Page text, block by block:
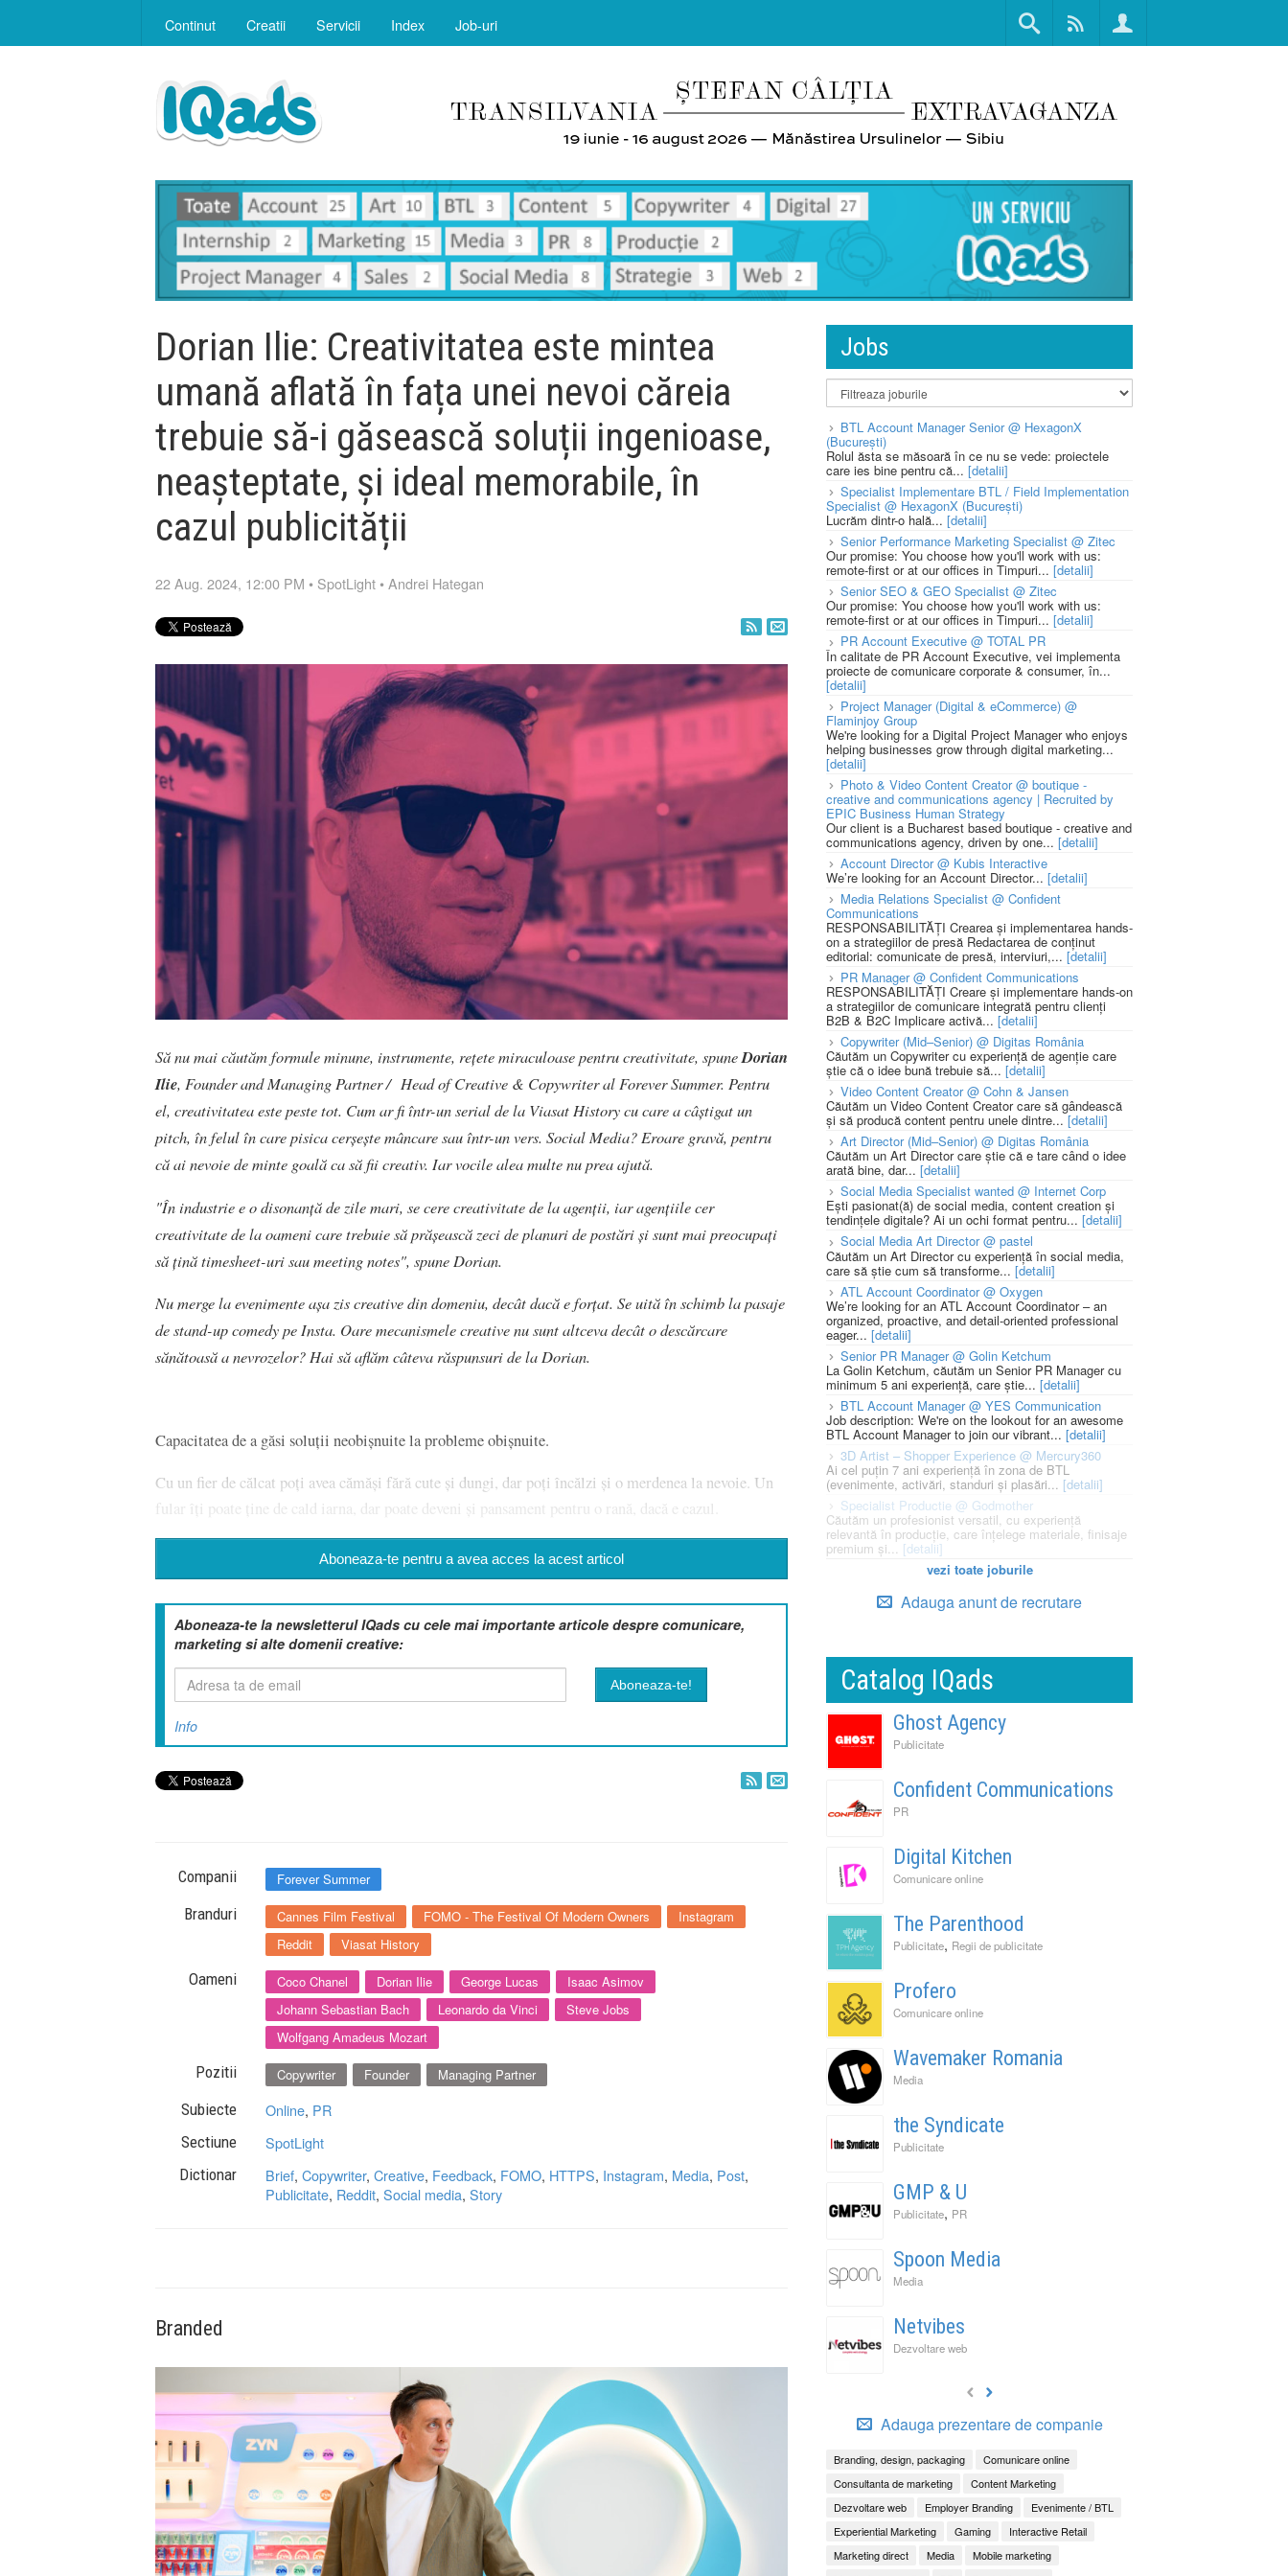
Continut Creatii Servicii Index Job-uri
Dorian Ilie: Creativitatea este mintea
umană aflată în fața unei nevoi căreia
trebuie să-i găsească soluții ingenioase,
neașteptate, și ideal memorabile, în
cazul publicității
22 Aug. 2024, 12:00 PM • SpotLight •Andrei Hategan
Să nu mai căutăm formule minune, instrumente, rețete miraculoase pentru creativitate, spuneDorian
Ilie, Founder and Managing Partner / Head of Creative & Copywriter al Forever Summer. Pentru
el, creativitatea este peste tot. Cum ar fi într-un serial de la Viasat History cu care a câștigat un
pitch, în felul în care pisica cerșește mâncare sau într-un vers. Social Media? Eroare gravă, pentru
că ai nevoie de minte goală ca să fii creativ. Iar vocile alea multe nu prea ajută.
"În industrie e o disonanță de zile mari, se cere creativitate de la agenții, iar agențiile cer
creativitate de la oameni care trebuie să prășească zeci de planuri de postări și sunt mai preocupați
să țină timesheet-uri sau meeting notes", spune Dorian.
Nu merge la evenimente așa zis creative din domeniu, decât dacă e forțat. Se uită în schimb la pasaje
de stand-up comedy pe Insta. Oare mecanismele creative nu sunt altceva decât o descărcare
sănătoasă a nevrozelor? Hai să aflăm câteva răspunsuri de la Dorian.
Capacitatea de a găsi soluții neobișnuite la probleme obișnuite.
Cu un fier de călcat poți avea cămăși fără cute și dungi, dar poți încălzi și o merdenea la nevoie. Un
fular îți poate ține de cald iarna, dar poate deveni și pansament pentru o rană, dacă e cazul.
Aboneaza-te pentru a avea acces la acest articol
Aboneaza-te la newsletterul IQads cu cele mai importante articole despre comunicare,
marketing si alte domenii creative:
Info
Companii Forever Summer
Branduri Cannes Film Festival FOMO - The Festival Of Modern Owners
Instagram
Reddit
Viasat History
Oameni Coco Chanel Dorian Ilie George Lucas
Isaac Asimov
Johann Sebastian Bach
Leonardo da Vinci
Steve Jobs
Wolfgang Amadeus Mozart
Pozitii Copywriter Founder Managing Partner
Subiecte Online, PR
Sectiune SpotLight
Dictionar Brief, Copywriter, Creative, Feedback, FOMO, HTTPS, Instagram, Media, Post,
Publicitate, Reddit, Social media, Story
Branded
Jobs
BTL Account Manager Senior @ HexagonX
(București)
Rolul ăsta se măsoară în ce nu se vede: proiectele
care ies bine pentru că... [detalii]
Specialist Implementare BTL / Field Implementation
Specialist @ HexagonX (București)
Lucrăm dintr-o hală... [detalii]
Senior Performance Marketing Specialist @ Zitec
Our promise: You choose how you'll work with us:
remote-first or at our offices in Timpuri... [detalii]
Senior SEO & GEO Specialist @ Zitec
Our promise: You choose how you'll work with us:
remote-first or at our offices in Timpuri... [detalii]
PR Account Executive @ TOTAL PR
În calitate de PR Account Executive, vei implementa
proiecte de comunicare corporate & consumer, în...
[detalii]
Project Manager (Digital & eCommerce) @
Flaminjoy Group
We're looking for a Digital Project Manager who enjoys
helping businesses grow through digital marketing...
[detalii]
Photo & Video Content Creator @ boutique -
creative and communications agency | Recruited by
EPIC Business Human Strategy
Our client is a Bucharest based boutique - creative and
communications agency, driven by one... [detalii]
Account Director @ Kubis Interactive
We’re looking for an Account Director... [detalii]
Media Relations Specialist @ Confident
Communications
RESPONSABILITĂȚI Crearea și implementarea hands-
on a strategiilor de presă Redactarea de conținut
editorial: comunicate de presă, interviuri,... [detalii]
PR Manager @ Confident Communications
RESPONSABILITĂȚI Creare și implementare hands-on
a strategiilor de comunicare integrată pentru clienți
B2B & B2C Implicare activă... [detalii]
Copywriter (Mid–Senior) @ Digitas România
Căutăm un Copywriter cu experiență de agenție care
știe că o idee bună trebuie să... [detalii]
Video Content Creator @ Cohn & Jansen
Căutăm un Video Content Creator care să gândească
și să producă content pentru unele dintre... [detalii]
Art Director (Mid–Senior) @ Digitas România
Căutăm un Art Director care știe că e tare când o idee
arată bine, dar... [detalii]
Social Media Specialist wanted @ Internet Corp
Ești pasionat(ă) de social media, content creation și
tendințele digitale? Ai un ochi format pentru... [detalii]
Social Media Art Director @ pastel
Căutăm un Art Director cu experiență în social media,
care să știe cum să transforme... [detalii]
ATL Account Coordinator @ Oxygen
We’re looking for an ATL Account Coordinator – an
organized, proactive, and detail-oriented professional
eager... [detalii]
Senior PR Manager @ Golin Ketchum
La Golin Ketchum, căutăm un Senior PR Manager cu
minimum 5 ani experiență, care știe... [detalii]
BTL Account Manager @ YES Communication
Job description: We're on the lookout for an awesome
BTL Account Manager to join our vibrant... [detalii]
3D Artist – Shopper Experience @ Mercury360
Ai cel puțin 7 ani experiență în zona de BTL
(evenimente, activări, standuri și plasări... [detalii]
Specialist Productie @ Godmother
Căutăm un profesionist versatil, cu experiență
relevantă în producție, care înțelege materiale, finisaje
premium și... [detalii]
vezi toate joburile
Adauga anunt de recrutare
Catalog IQads
Ghost Agency
Publicitate
Confident Communications
PR
Digital Kitchen
Comunicare online
The Parenthood
Publicitate, Regii de publicitate
Profero
Comunicare online
Wavemaker Romania
Media
the Syndicate
Publicitate
GMP & U
Publicitate, PR
Spoon Media
Media
Netvibes
Dezvoltare web
Adauga prezentare de companie
Branding, design, packaging
Comunicare online
Consultanta de marketing
Content Marketing
Dezvoltare web
Employer Branding
Evenimente / BTL
Experiential Marketing
Gaming
Interactive Retail
Marketing direct
Media
Mobile marketing